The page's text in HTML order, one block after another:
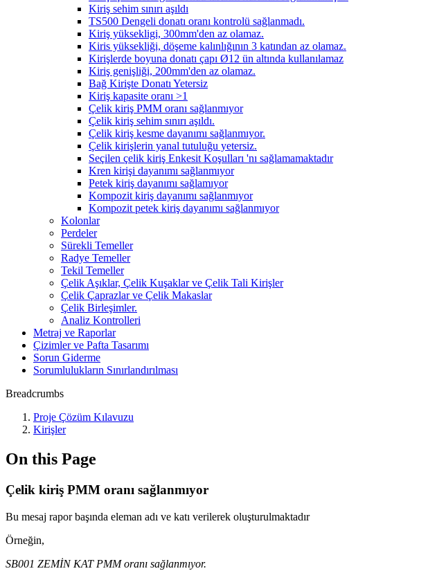
Kiriş sehim sınırı aşıldı
TS500 Dengeli donatı oranı kontrolü sağlanmadı.
Kiriş yüksekligi, 300mm'den az olamaz.
Kiris yüksekliği, döşeme kalınlığının 3 katından az olamaz.
Kirişlerde boyuna donatı çapı Ø12 ün altında kullanılamaz
Kiriş genişliği, 200mm'den az olamaz.
Bağ Kirişte Donatı Yetersiz
Kiriş kapasite oranı >1
Çelik kiriş PMM oranı sağlanmıyor
Çelik kiriş sehim sınırı aşıldı.
Çelik kiriş kesme dayanımı sağlanmıyor.
Çelik kirişlerin yanal tutuluğu yetersiz.
Seçilen çelik kiriş Enkesit Koşulları 'nı sağlamamaktadır
Kren kirişi dayanımı sağlanmıyor
Petek kiriş dayanımı sağlamıyor
Kompozit kiriş dayanımı sağlanmıyor
Kompozit petek kiriş dayanımı sağlanmıyor
Kolonlar
Perdeler
Sürekli Temeller
Radye Temeller
Tekil Temeller
Çelik Aşıklar, Çelik Kuşaklar ve Çelik Tali Kirişler
Çelik Çaprazlar ve Çelik Makaslar
Çelik Birleşimler.
Analiz Kontrolleri
Metraj ve Raporlar
Çizimler ve Pafta Tasarımı
Sorun Giderme
Sorumlulukların Sınırlandırılması
Breadcrumbs
Proje Çözüm Kılavuzu
Kirişler
On this Page
Çelik kiriş PMM oranı sağlanmıyor
Bu mesaj rapor başında eleman adı ve katı verilerek oluşturulmaktadır
Örneğin,
SB001 ZEMİN KAT PMM oranı sağlanmıyor.